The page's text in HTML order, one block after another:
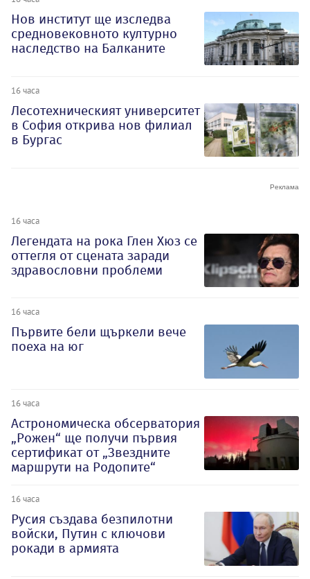
Нов институт ще изследва
средновековното културно
наследство на Балканите
16 часа
Лесотехническият университет
в София открива нов филиал
в Бургас
16 часа
Легендата на рока Глен Хюз се
оттегля от сцената заради
здравословни проблеми
16 часа
Първите бели щъркели вече
поеха на юг
16 часа
Астрономическа обсерватория
„Рожен“ ще получи първия
сертификат от „Звездните
маршрути на Родопите“
16 часа
Русия създава безпилотни
войски, Путин с ключови
рокади в армията